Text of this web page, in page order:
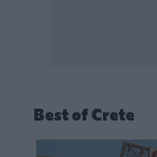
Best of Crete